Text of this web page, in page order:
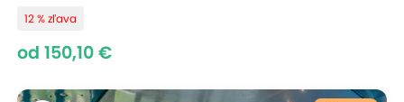
12 % zľava
od 150,10 €